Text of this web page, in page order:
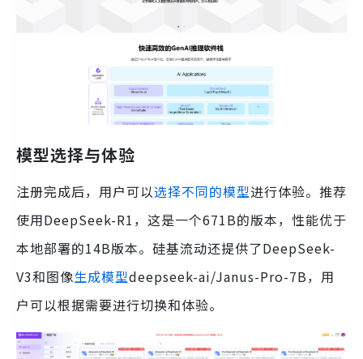
模型选择与体验
注册完成后，用户可以选择不同的模型进行体验。推荐
使用DeepSeek-R1，这是一个671B的版本，性能优于
本地部署的14B版本。硅基流动还提供了DeepSeek-
V3和图像生成模型deepseek-ai/Janus-Pro-7B，用
户可以根据需要进行切换和体验。